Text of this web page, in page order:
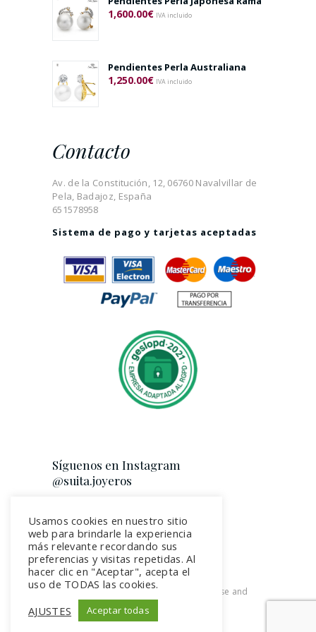
1,600.00€ IVA incluido
Pendientes Perla Australiana
1,250.00€ IVA incluido
Contacto
Av. de la Constitución, 12, 06760 Navalvillar de
Pela, Badajoz, España
651578958
Sistema de pago y tarjetas aceptadas
Síguenos en Instagram
@suita.joyeros
2026. All rights reserved. Terms of use and
Privacy Policy
Usamos cookies en nuestro sitio
web para brindarle la experiencia
más relevante recordando sus
preferencias y visitas repetidas. Al
hacer clic en "Aceptar", acepta el
uso de TODAS las cookies.
AJUSTES
Aceptar todas